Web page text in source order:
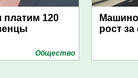
платим 120
Общество
рост за